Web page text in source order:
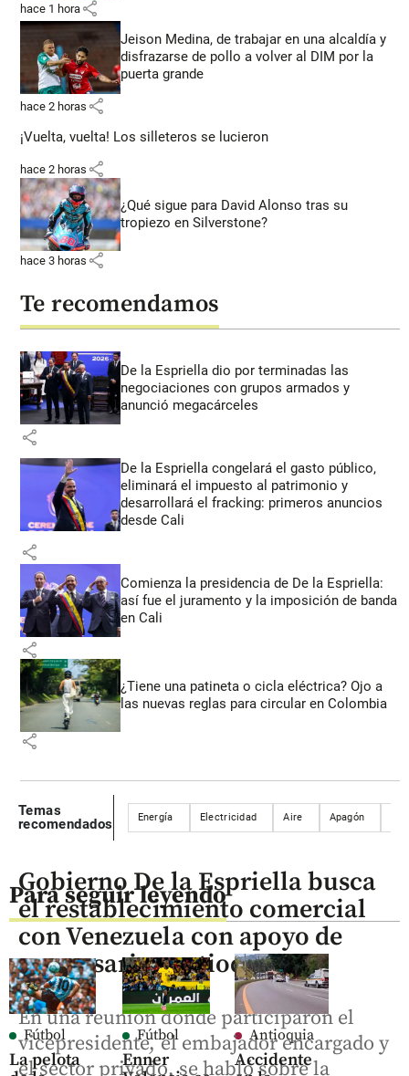
hace 1 hora share
Jeison Medina, de trabajar en una alcaldía y
disfrazarse de pollo a volver al DIM por la
puerta grande
hace 2 horas share
¡Vuelta, vuelta! Los silleteros se lucieron
hace 2 horas share
¿Qué sigue para David Alonso tras su
tropiezo en Silverstone?
hace 3 horas share
Te recomendamos
De la Espriella dio por terminadas las
negociaciones con grupos armados y
anunció megacárceles
share
De la Espriella congelará el gasto público,
eliminará el impuesto al patrimonio y
desarrollará el fracking: primeros anuncios
desde Cali
share
Comienza la presidencia de De la Espriella:
así fue el juramento y la imposición de banda
en Cali
share
¿Tiene una patineta o cicla eléctrica? Ojo a
las nuevas reglas para circular en Colombia
share
Temas
recomendados
Energía Electricidad Aire Apagón
Para seguir leyendo
Fútbol
La pelota
Fútbol
Enner
Antioquia
Accidente
Gobierno De la Espriella busca
el restablecimiento comercial
con Venezuela con apoyo de
empresarios antioqueños
En una reunión donde participaron el
vicepresidente, el embajador encargado y
el sector privado, se habló sobre la